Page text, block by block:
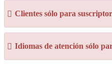
Clientes sólo para
Idiomas de atención sólo